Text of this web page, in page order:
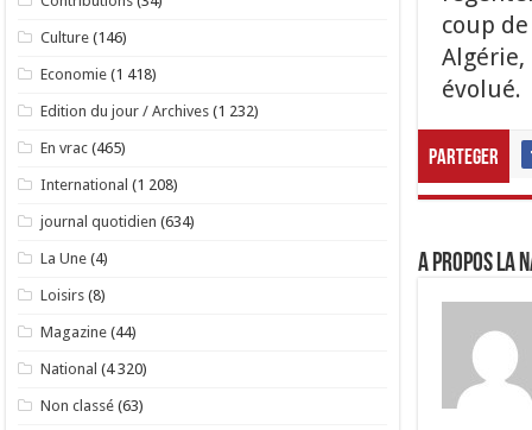
coup
Algérie,
évolué.
Parteger
A propos LA
Culture (146)
Economie (1 418)
Edition du jour / Archives (1 232)
En vrac (465)
International (1 208)
journal quotidien (634)
La Une (4)
Loisirs (8)
Magazine (44)
National (4 320)
Non classé (63)